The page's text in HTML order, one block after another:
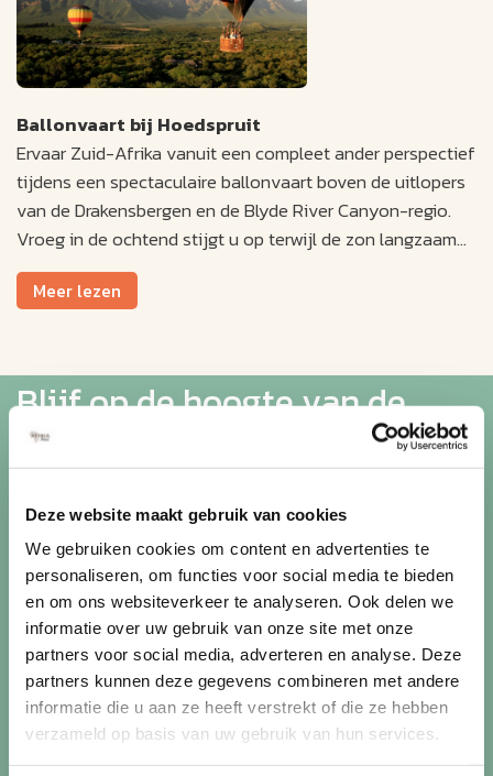
Deze website maakt gebruik van cookies
We gebruiken cookies om content en advertenties te
personaliseren, om functies voor social media te bieden
en om ons websiteverkeer te analyseren. Ook delen we
informatie over uw gebruik van onze site met onze
partners voor social media, adverteren en analyse. Deze
partners kunnen deze gegevens combineren met andere
informatie die u aan ze heeft verstrekt of die ze hebben
verzameld op basis van uw gebruik van hun services.
Ballonvaart bij Hoedspruit
Ervaar Zuid-Afrika vanuit een compleet ander perspectief
tijdens een spectaculaire ballonvaart boven de uitlopers
van de Drakensbergen en de Blyde River Canyon-regio.
Vroeg in de ochtend stijgt u op terwijl de zon langzaam
boven het Afrikaanse landschap verschijnt. Vanuit de
lucht geniet u van adembenemende uitzichten over
toe ontsteken van de brander. Na de landing wordt deze
bijzondere ervaring traditioneel afgesloten met een
feestelijk ontbijt. Een ballonvaart behoort zonder twijfel
tot de meest exclusieve excursies die u tijdens uw reis
Meer lezen
Blijf op de hoogte van de
mooiste reizen
Ontvang circa 1 maal per maand onze nieuwsbrief met de
laatste aanbiedingen. U kunt zich elk moment weer
uitschrijven via de afmeldlink in de nieuwsbrief.
Aanmelden
Lees in onsprivacybeleidhoe wij zorgvuldig omgaan met uw
gegevens.